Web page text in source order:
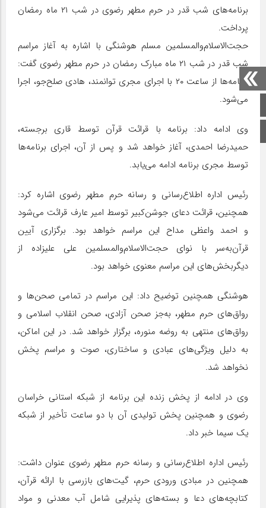
صفحه اصلی
اینستاگرام
برنامه‌های شب قدر در حرم مطهر رضوی در شب ۲۱ ماه رمضان
پرداخت.
حجت‌الاسلام‌والمسلمین مسلم هوشنگی با اشاره به آغاز مراسم
شب قدر در شب ۲۱ ماه مبارک رمضان در حرم مطهر رضوی گفت:
برنامه‌ها از ساعت ۲۰ با اجرای مجری توانمند، هادی صلح‌جو، اجرا
می‌شود.
وی ادامه داد: برنامه با قرائت قرآن توسط قاری برجسته،
حمیدرضا احمدی، آغاز خواهد شد و پس از آن، اجرای برنامه‌ها
توسط مجری برنامه ادامه می‌یابد.
رئیس اداره اطلاع‌رسانی و رسانه حرم مطهر رضوی اشاره کرد:
همچنین، قرائت دعای جوشن‌کبیر توسط امیر عارف قرائت می‌شود
و احمد واعظی مداح این مراسم خواهد بود. برگزاری آیین
قرآن‌به‌سر با نوای حجت‌الاسلام‌والمسلمین علی علیزاده از
دیگربخش‌های این مراسم معنوی خواهد بود.
هوشنگی همچنین توضیح داد: این مراسم در تمامی صحن‌ها و
رواق‌های حرم مطهر، به‌جز صحن آزادی، صحن انقلاب اسلامی و
رواق‌های منتهی به روضه منوره، برگزار خواهد شد. در این اماکن،
به دلیل ویژگی‌های عبادی و ساختاری، صوت و مراسم پخش
نخواهد شد.
وی در ادامه از پخش زنده این برنامه از شبکه استانی خراسان
رضوی و همچنین پخش تولیدی آن با دو ساعت تأخیر از شبکه
یک سیما خبر داد.
رئیس اداره اطلاع‌رسانی و رسانه حرم مطهر رضوی عنوان داشت:
همچنین در مبادی ورودی حرم، گیت‌های بازرسی با ارائه قرآن،
کتابچه‌های دعا و بسته‌های پذیرایی شامل آب معدنی و مواد